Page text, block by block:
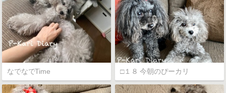
なでなでTime □１８ 今朝のぴーカリ